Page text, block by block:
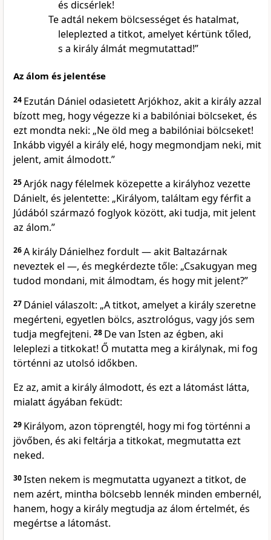
és dicsérlek!
Te adtál nekem bölcsességet és hatalmat,
leleplezted a titkot, amelyet kértünk tőled,
s a király álmát megmutattad!”
Az álom és jelentése
24 Ezután Dániel odasietett Arjókhoz, akit a király azzal
bízott meg, hogy végezze ki a babilóniai bölcseket, és
ezt mondta neki: „Ne öld meg a babilóniai bölcseket!
Inkább vigyél a király elé, hogy megmondjam neki, mit
jelent, amit álmodott.”
25Arjók nagy félelmek közepette a királyhoz vezette
Dánielt, és jelentette: „Királyom, találtam egy férfit a
Júdából származó foglyok között, aki tudja, mit jelent
az álom.”
26A király Dánielhez fordult — akit Baltazárnak
neveztek el —, és megkérdezte tőle: „Csakugyan meg
tudod mondani, mit álmodtam, és hogy mit jelent?”
27 Dániel válaszolt: „A titkot, amelyet a király szeretne
megérteni, egyetlen bölcs, asztrológus, vagy jós sem
tudja megfejteni. 28 De van Isten az égben, aki
leleplezi a titkokat! Ő mutatta meg a királynak, mi fog
történni az utolsó időkben.
Ez az, amit a király álmodott, és ezt a látomást látta,
mialatt ágyában feküdt:
29 Királyom, azon töprengtél, hogy mi fog történni a
jövőben, és aki feltárja a titkokat, megmutatta ezt
neked.
30Isten nekem is megmutatta ugyanezt a titkot, de
nem azért, mintha bölcsebb lennék minden embernél,
hanem, hogy a király megtudja az álom értelmét, és
megértse a látomást.